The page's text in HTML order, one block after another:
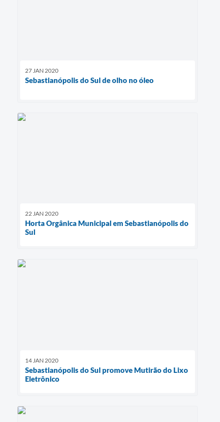
27 JAN 2020
Sebastianópolis do Sul de olho no óleo
22 JAN 2020
Horta Orgânica Municipal em Sebastianópolis do
Sul
14 JAN 2020
Sebastianópolis do Sul promove Mutirão do Lixo
Eletrônico